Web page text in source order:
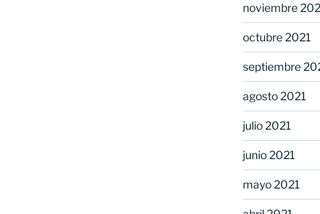
noviembre
octubre 2021
septiembre
agosto 2021
julio 2021
junio 2021
mayo 2021